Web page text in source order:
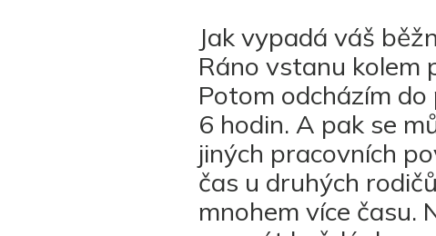
Jak vypadá váš
Ráno vstanu kolem
Potom odcházím
6 hodin. A pak se
jiných pracovních
čas u druhých
mnohem více času.